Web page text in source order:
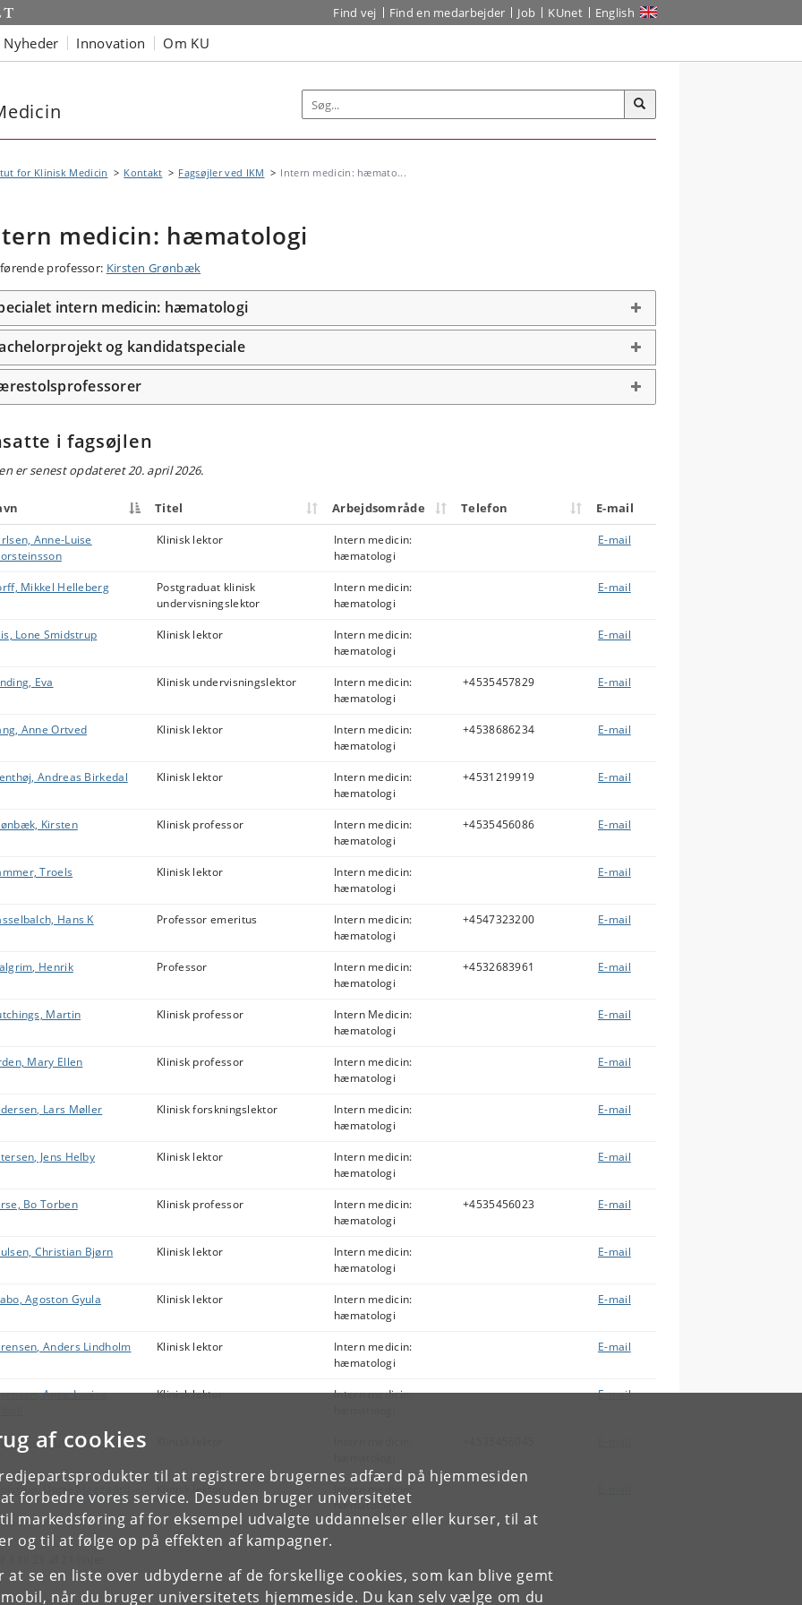
af cookies
til at registrere brugernes adfærd på hjemmesiden
forbedre vores service. Desuden bruger universitetet
markedsføring af for eksempel udvalgte uddannelser eller kurser, til at
og til at følge op på effekten af kampagner.
at se en liste over udbyderne af de forskellige cookies, som kan blive gemt
når du bruger universitetets hjemmeside. Du kan selv vælge om du
Find vej Find en medarbejder Job KUnet English
Nyheder Innovation Om KU
for Klinisk Medicin Kontakt Fagsøjler ved IKM Intern medicin: hæmato...
medicin: hæmatologi
professor: Kirsten Grønbæk
intern medicin: hæmatologi
og kandidatspeciale
i fagsøjlen
er senest opdateret 20. april 2026.
Titel Arbejdsområde Telefon E-mail
Anne-Luise
Klinisk lektor
Intern medicin:
hæmatologi
E-mail
Mikkel Helleberg
Postgraduat klinisk
undervisningslektor
Intern medicin:
hæmatologi
E-mail
Lone Smidstrup Klinisk lektor
Intern medicin:
hæmatologi
E-mail
Eva Klinisk undervisningslektor
Intern medicin:
hæmatologi
+4535457829 E-mail
Anne Ortved Klinisk lektor
Intern medicin:
hæmatologi
+4538686234 E-mail
Andreas Birkedal Klinisk lektor
Intern medicin:
hæmatologi
+4531219919 E-mail
Kirsten Klinisk professor
Intern medicin:
hæmatologi
+4535456086 E-mail
Troels Klinisk lektor
Intern medicin:
hæmatologi
E-mail
Hans K Professor emeritus
Intern medicin:
hæmatologi
+4547323200 E-mail
Henrik Professor
Intern medicin:
hæmatologi
+4532683961 E-mail
Martin Klinisk professor
Intern Medicin:
hæmatologi
E-mail
Mary Ellen Klinisk professor
Intern medicin:
hæmatologi
E-mail
Lars Møller Klinisk forskningslektor
Intern medicin:
hæmatologi
E-mail
Jens Helby Klinisk lektor
Intern medicin:
hæmatologi
E-mail
Bo Torben Klinisk professor
Intern medicin:
hæmatologi
+4535456023 E-mail
Christian Bjørn Klinisk lektor
Intern medicin:
hæmatologi
E-mail
Agoston Gyula Klinisk lektor
Intern medicin:
hæmatologi
E-mail
Anders Lindholm Klinisk lektor
Intern medicin:
hæmatologi
E-mail
Anne Louise
Klinisk lektor
Intern medicin:
E-mail
Mønch, Kim
Dorte Maegaard Klinisk lektor
Intern medicin:
hæmatologi